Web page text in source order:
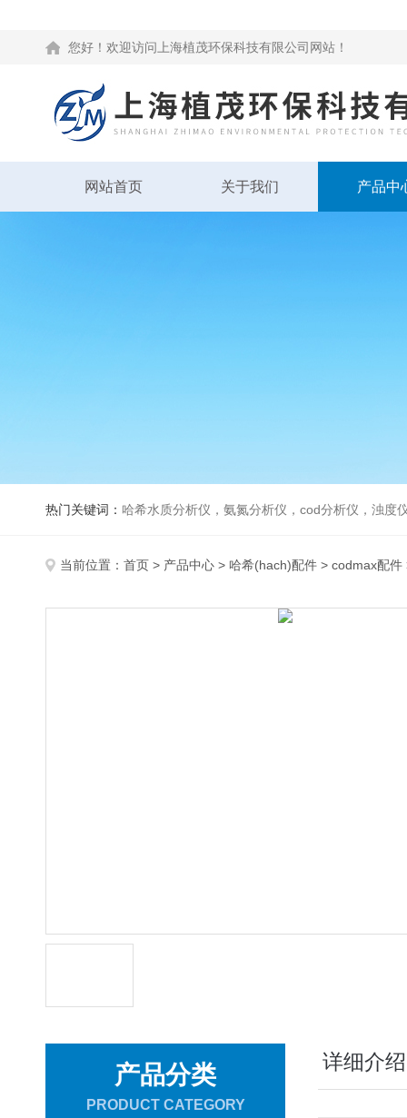
您好！欢迎访问上海植茂环保科技有限公司网站！
网站首页 关于我们 产品中
热门关键词： 哈希水质分析仪，氨氮分析仪，cod分析仪，浊度
当前位置： 首页 > 产品中心 > 哈希(hach)配件 > codmax配件
产品分类
PRODUCT CATEGORY
详细介绍